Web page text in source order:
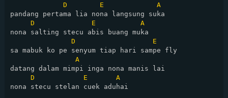
D
E
A
pandang pertama lia nona langsung suka
D
E
A
nona salting stecu abis buang muka
D
E
sa mabuk ko pe senyum tiap hari sampe fly
A
datang dalam mimpi inga nona manis lai
D
E
A
nona stecu stelan cuek aduhai